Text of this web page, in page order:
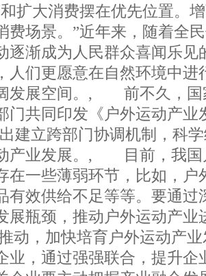
扩大消费摆在优先位置。
费场景。”近年来，随着全
逐渐成为人民群众喜闻乐见
人们更愿意在自然环境中进
发展空间。, 前不久，国
门共同印发《户外运动产
建立跨部门协调机制，科
产业发展。, 目前，我国
在一些薄弱环节，比如，户
有效供给不足等等。要通过
展瓶颈，推动户外运动产业
，加快培育户外运动产业
业，通过强强联合，提升企